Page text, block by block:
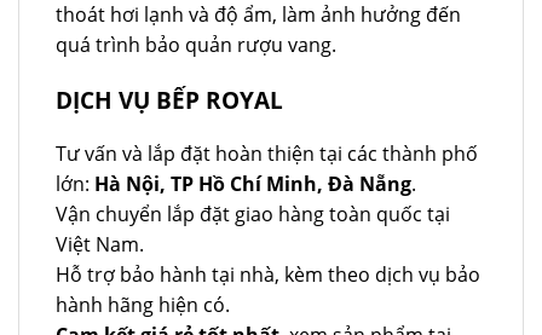
thoát hơi lạnh và độ ẩm, làm ảnh hưởng đến
quá trình bảo quản rượu vang.
DỊCH VỤ BẾP ROYAL
Tư vấn và lắp đặt hoàn thiện tại các thành phố
lớn: Hà Nội, TP Hồ Chí Minh, Đà Nẵng.
Vận chuyển lắp đặt giao hàng toàn quốc tại
Việt Nam.
Hỗ trợ bảo hành tại nhà, kèm theo dịch vụ bảo
hành hãng hiện có.